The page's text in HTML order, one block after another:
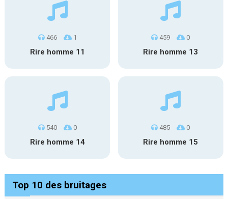
466 1
Rire homme 11
459 0
Rire homme 13
540 0
Rire homme 14
485 0
Rire homme 15
Top 10 des bruitages